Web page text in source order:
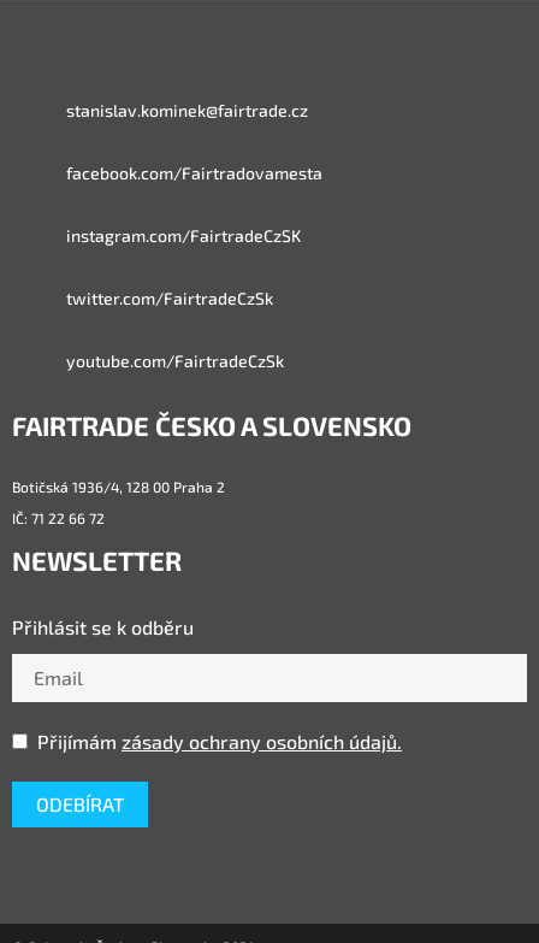
stanislav.kominek@fairtrade.cz
facebook.com/Fairtradovamesta
instagram.com/FairtradeCzSK
twitter.com/FairtradeCzSk
youtube.com/FairtradeCzSk
FAIRTRADE ČESKO A SLOVENSKO
Botičská 1936/4, 128 00 Praha 2
IČ: 71 22 66 72
NEWSLETTER
Přihlásit se k odběru
Přijímám zásady ochrany osobních údajů.